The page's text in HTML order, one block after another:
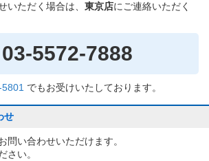
いただく場合は、 東京店にご連絡いただく
03-5572-7888
でもお受けいたしております。
せ
問い合わせいただけます。
さい。